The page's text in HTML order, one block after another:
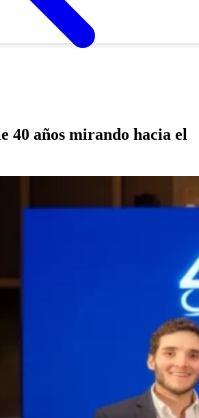
40 años mirando hacia el